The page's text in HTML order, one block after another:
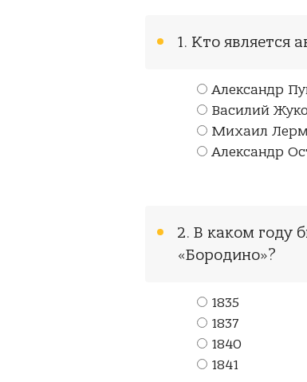
1. Кто является
Александр
Василий
Михаил
Александр
2. В каком году
«Бородино»?
1835
1837
1840
1841